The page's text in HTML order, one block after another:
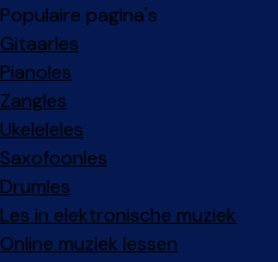
Populaire pagina's
Gitaarles
Pianoles
Zangles
Ukeleleles
Saxofoonles
Drumles
Les in elektronische muziek
Online muziek lessen